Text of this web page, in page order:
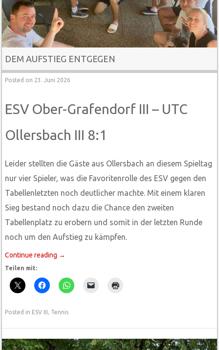
DEM AUFSTIEG ENTGEGEN
Posted on 23. Juni 2026
ESV Ober-Grafendorf III – UTC
Ollersbach III 8:1
Leider stellten die Gäste aus Ollersbach an diesem Spieltag
nur vier Spieler, was die Favoritenrolle des ESV gegen den
Tabellenletzten noch deutlicher machte. Mit einem klaren
Sieg bestand noch dazu die Chance den zweiten
Tabellenplatz zu erobern und somit in der letzten Runde
noch um den Aufstieg zu kämpfen.
Continue reading →
Teilen mit:
Posted in ESV III , Tennis